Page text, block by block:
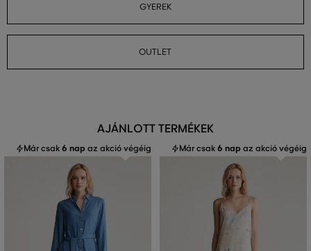
GYEREK
OUTLET
AJÁNLOTT TERMÉKEK
Már csak6 nap az akció végéig Már csak6 nap az akció végéig